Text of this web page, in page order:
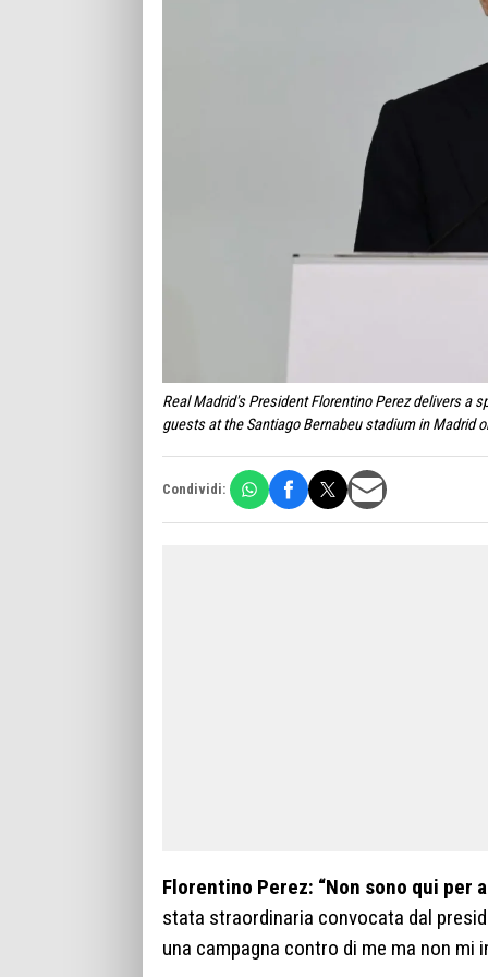
Real Madrid's President Florentino Perez delivers a
guests at the Santiago Bernabeu stadium in Madrid
Condividi:
Florentino Perez: “Non sono qui per
stata straordinaria convocata dal
una campagna contro di me ma non mi